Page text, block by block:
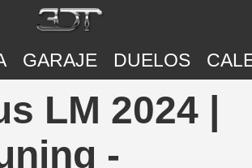
GARAJE DUELOS
LM 2024 |
-